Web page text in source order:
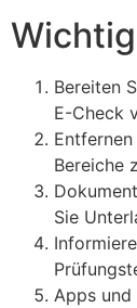
Bereiten
E-Check
Bereiche
Sie
Apps